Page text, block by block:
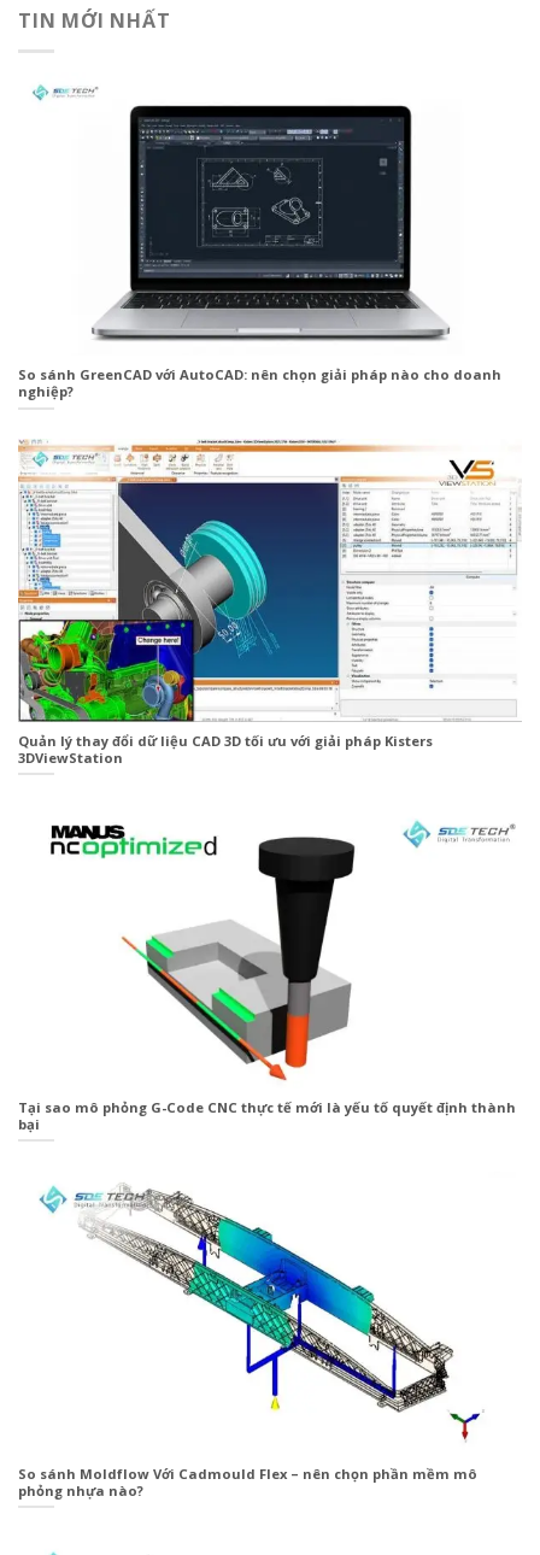
TIN MỚI NHẤT
So sánh GreenCAD với AutoCAD: nên chọn giải pháp nào cho doanh
nghiệp?
Quản lý thay đổi dữ liệu CAD 3D tối ưu với giải pháp Kisters
3DViewStation
Tại sao mô phỏng G-Code CNC thực tế mới là yếu tố quyết định thành
bại
So sánh Moldflow Với Cadmould Flex – nên chọn phần mềm mô
phỏng nhựa nào?